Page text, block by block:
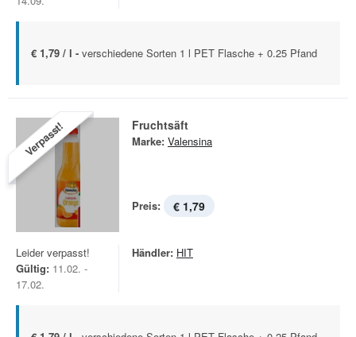
€ 1,79 / l - verschiedene Sorten 1 l PET Flasche + 0.25 Pfand
Verpasst! Fruchtsäft
Marke: Valensina
Preis: € 1,79
Leider verpasst!
Gültig: 11.02. -
17.02.
Händler: HIT